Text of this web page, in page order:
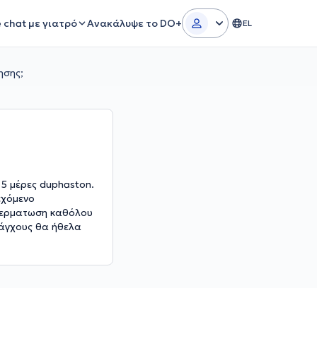
chat με γιατρό Ανακάλυψε το DO+ EL
μέρες duphaston.
καθόλου
θα ήθελα